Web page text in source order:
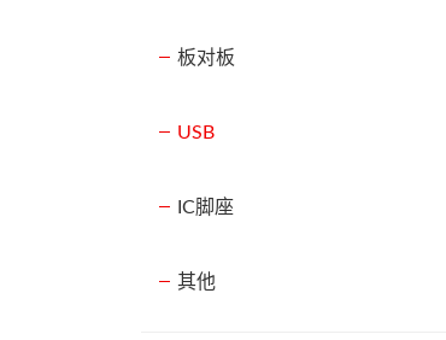
板对板
USB
IC脚座
其他